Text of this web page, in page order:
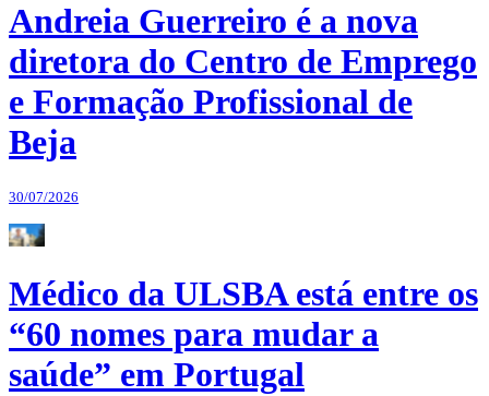
Andreia Guerreiro é a nova
diretora do Centro de Emprego
e Formação Profissional de
Beja
30/07/2026
Médico da ULSBA está entre os
“60 nomes para mudar a
saúde” em Portugal